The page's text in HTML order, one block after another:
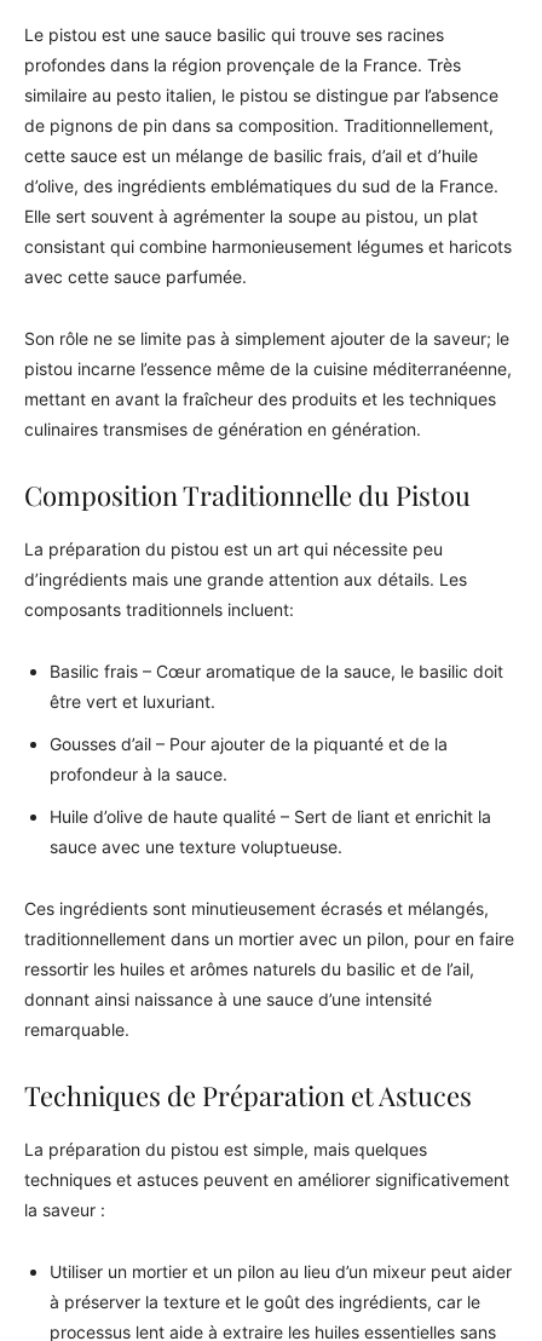
Le pistou est une sauce basilic qui trouve ses racines
profondes dans la région provençale de la France. Très
similaire au pesto italien, le pistou se distingue par l’absence
de pignons de pin dans sa composition. Traditionnellement,
cette sauce est un mélange de basilic frais, d’ail et d’huile
d’olive, des ingrédients emblématiques du sud de la France.
Elle sert souvent à agrémenter la soupe au pistou, un plat
consistant qui combine harmonieusement légumes et haricots
avec cette sauce parfumée.
Son rôle ne se limite pas à simplement ajouter de la saveur; le
pistou incarne l’essence même de la cuisine méditerranéenne,
mettant en avant la fraîcheur des produits et les techniques
culinaires transmises de génération en génération.
Composition Traditionnelle du Pistou
La préparation du pistou est un art qui nécessite peu
d’ingrédients mais une grande attention aux détails. Les
composants traditionnels incluent:
Basilic frais – Cœur aromatique de la sauce, le basilic doit
être vert et luxuriant.
Gousses d’ail – Pour ajouter de la piquanté et de la
profondeur à la sauce.
Huile d’olive de haute qualité – Sert de liant et enrichit la
sauce avec une texture voluptueuse.
Ces ingrédients sont minutieusement écrasés et mélangés,
traditionnellement dans un mortier avec un pilon, pour en faire
ressortir les huiles et arômes naturels du basilic et de l’ail,
donnant ainsi naissance à une sauce d’une intensité
remarquable.
Techniques de Préparation et Astuces
La préparation du pistou est simple, mais quelques
techniques et astuces peuvent en améliorer significativement
la saveur :
Utiliser un mortier et un pilon au lieu d’un mixeur peut aider
à préserver la texture et le goût des ingrédients, car le
processus lent aide à extraire les huiles essentielles sans